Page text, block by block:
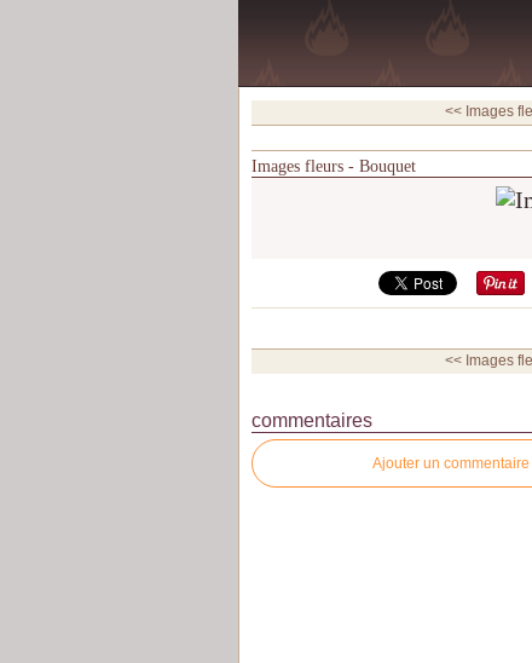
<< Images
Images fleurs - Bouquet
<< Images
commentaires
Ajouter un commentaire